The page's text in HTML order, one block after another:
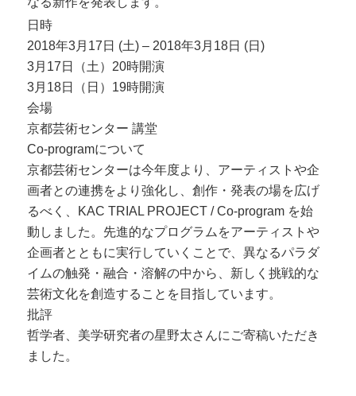
日時
2018年3月17日 (土) – 2018年3月18日 (日)
3月17日（土）20時開演
3月18日（日）19時開演
会場
京都芸術センター 講堂
Co-programについて
京都芸術センターは今年度より、アーティストや企
画者との連携をより強化し、創作・発表の場を広げ
るべく、KAC TRIAL PROJECT / Co-program を始
動しました。先進的なプログラムをアーティストや
企画者とともに実行していくことで、異なるパラダ
イムの触発・融合・溶解の中から、新しく挑戦的な
芸術文化を創造することを目指しています。
批評
哲学者、美学研究者の星野太さんにご寄稿いただき
ました。